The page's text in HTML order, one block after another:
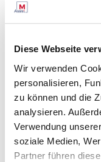
Diese Webseite
Wir verwenden
personalisieren,
zu können und die
analysieren.
Verwendung
soziale Medien,
Partner führen
1. Kostenfreies
2. Check-In bei
3. Coaching-Phase:
Bis zu 12 Tage
Coaching
4. Abschluss &
Ergebnisse